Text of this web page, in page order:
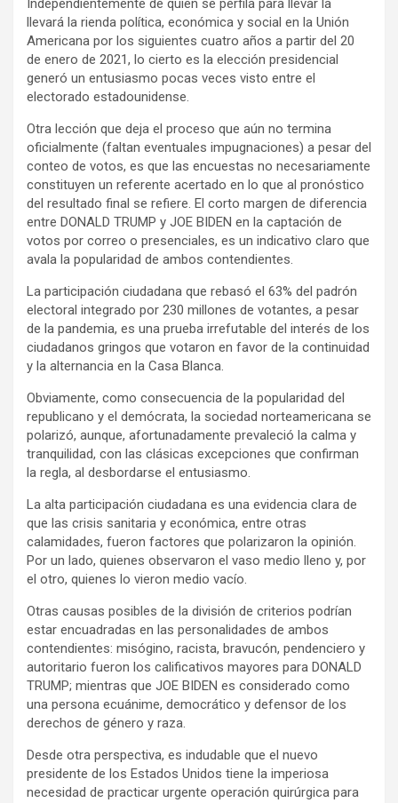
Independientemente de quien se perfila para llevar la
llevará la rienda política, económica y social en la Unión
Americana por los siguientes cuatro años a partir del 20
de enero de 2021, lo cierto es la elección presidencial
generó un entusiasmo pocas veces visto entre el
electorado estadounidense.
Otra lección que deja el proceso que aún no termina
oficialmente (faltan eventuales impugnaciones) a pesar del
conteo de votos, es que las encuestas no necesariamente
constituyen un referente acertado en lo que al pronóstico
del resultado final se refiere. El corto margen de diferencia
entre DONALD TRUMP y JOE BIDEN en la captación de
votos por correo o presenciales, es un indicativo claro que
avala la popularidad de ambos contendientes.
La participación ciudadana que rebasó el 63% del padrón
electoral integrado por 230 millones de votantes, a pesar
de la pandemia, es una prueba irrefutable del interés de los
ciudadanos gringos que votaron en favor de la continuidad
y la alternancia en la Casa Blanca.
Obviamente, como consecuencia de la popularidad del
republicano y el demócrata, la sociedad norteamericana se
polarizó, aunque, afortunadamente prevaleció la calma y
tranquilidad, con las clásicas excepciones que confirman
la regla, al desbordarse el entusiasmo.
La alta participación ciudadana es una evidencia clara de
que las crisis sanitaria y económica, entre otras
calamidades, fueron factores que polarizaron la opinión.
Por un lado, quienes observaron el vaso medio lleno y, por
el otro, quienes lo vieron medio vacío.
Otras causas posibles de la división de criterios podrían
estar encuadradas en las personalidades de ambos
contendientes: misógino, racista, bravucón, pendenciero y
autoritario fueron los calificativos mayores para DONALD
TRUMP; mientras que JOE BIDEN es considerado como
una persona ecuánime, democrático y defensor de los
derechos de género y raza.
Desde otra perspectiva, es indudable que el nuevo
presidente de los Estados Unidos tiene la imperiosa
necesidad de practicar urgente operación quirúrgica para